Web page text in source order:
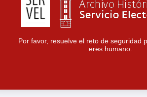
Por favor, resuelve el reto de seguridad
eres humano.